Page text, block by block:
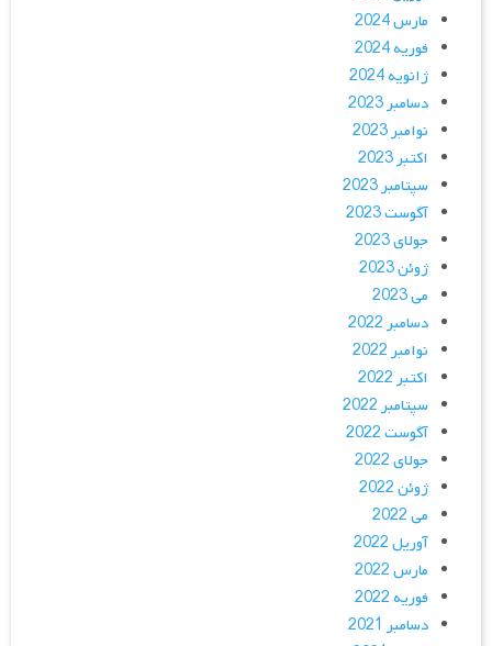
مارس 2024
فوریه 2024
ژانویه 2024
دسامبر 2023
نوامبر 2023
اکتبر 2023
سپتامبر 2023
آگوست 2023
جولای 2023
ژوئن 2023
می 2023
دسامبر 2022
نوامبر 2022
اکتبر 2022
سپتامبر 2022
آگوست 2022
جولای 2022
ژوئن 2022
می 2022
آوریل 2022
مارس 2022
فوریه 2022
دسامبر 2021